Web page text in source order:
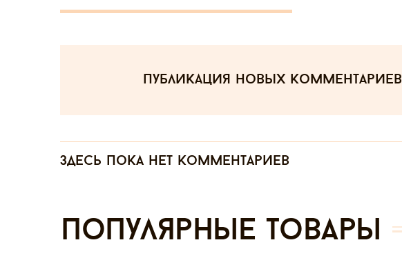
публикация новых комментариев
Здесь пока нет комментариев
Популярные товары